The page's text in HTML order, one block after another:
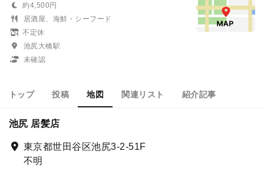
約4,500円
居酒屋、海鮮・シーフード
不定休
池尻大橋駅
未確認
トップ 投稿 地図 関連リスト 紹介記事
池尻 居髪店
東京都世田谷区池尻3-2-51F
不明